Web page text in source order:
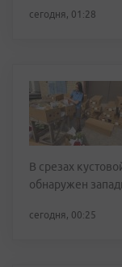
сегодня, 01:28
В срезах
обнаружен
сегодня, 00:25